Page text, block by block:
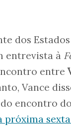
dos
entrevista à
entre
Vance
encontro
próxima